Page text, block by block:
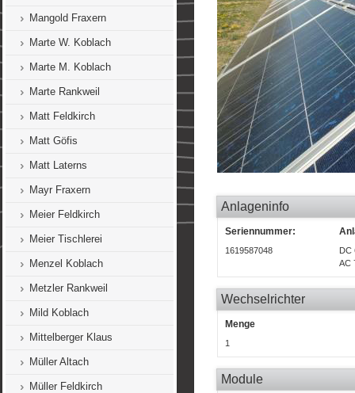
Mangold Fraxern
Marte W. Koblach
Marte M. Koblach
Marte Rankweil
Matt Feldkirch
Matt Göfis
Matt Laterns
Mayr Fraxern
Meier Feldkirch
Meier Tischlerei
Menzel Koblach
Metzler Rankweil
Mild Koblach
Mittelberger Klaus
Müller Altach
Müller Feldkirch
Anlageninfo
Seriennummer:
1619587048
DC
AC
Wechselrichter
Menge
1
Module